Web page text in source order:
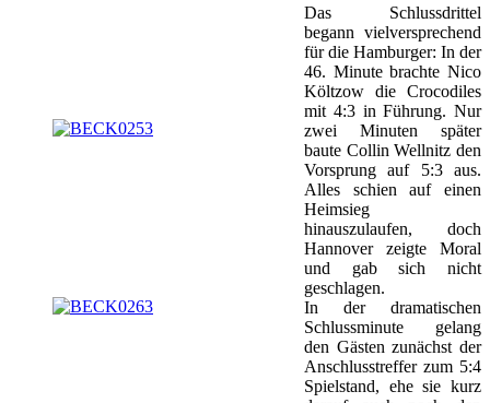
Das Schlussdrittel
begann vielversprechend
für die Hamburger: In der
46. Minute brachte Nico
Költzow die Crocodiles
mit 4:3 in Führung. Nur
zwei Minuten später
baute Collin Wellnitz den
Vorsprung auf 5:3 aus.
Alles schien auf einen
Heimsieg
hinauszulaufen, doch
Hannover zeigte Moral
und gab sich nicht
geschlagen.
In der dramatischen
Schlussminute gelang
den Gästen zunächst der
Anschlusstreffer zum 5:4
Spielstand, ehe sie kurz